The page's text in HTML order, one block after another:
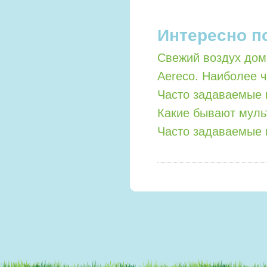
Интересно
Свежий воздух
Aereco. Наиболее
Часто задаваемые
Какие бывают
Часто задаваемые